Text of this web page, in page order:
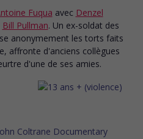
Fuqua avec Denzel
Bill Pullman. Un ex-soldat des
anonymement les torts faits
affronte d'anciens collègues
d'une de ses amies.